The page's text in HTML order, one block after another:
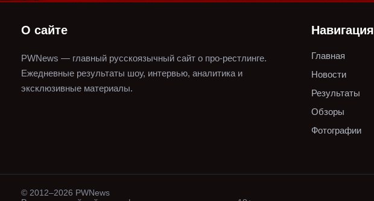
О сайте
PWNews — главный русскоязычный сайт о про-рестлинге.
Ежедневные результаты шоу, интервью, аналитика и
эксклюзивные материалы.
Навигация
Главная
Новости
Результаты
Обзоры
Фотографии
© 2012–2026 PWNews